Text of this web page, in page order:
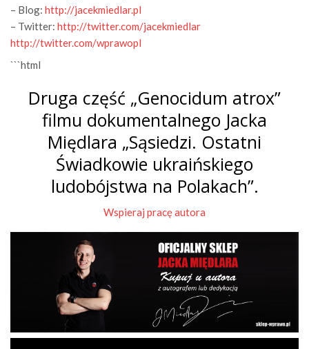
– Blog: http://jacekmiedlar.pl
– Twitter: http://twitter.com/jacekmiedlar
http://twitter.com/wprawopl
```html
Druga część „Genocidum atrox”
filmu dokumentalnego Jacka
Międlara „Sąsiedzi. Ostatni
Świadkowie ukraińskiego
ludobójstwa na Polakach”.
Wspieraj pracę autora